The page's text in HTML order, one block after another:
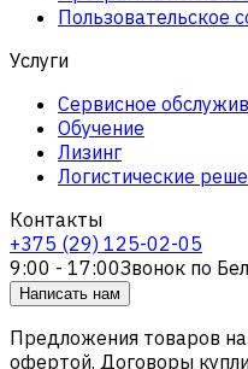
Пользовательское
Услуги
Сервисное
Обучение
Лизинг
Логистические
Контакты
+375 (29) 125-02-05
9:00 - 17:00Звонок по
Написать нам
Предложения товаров на
офертой. Договоры